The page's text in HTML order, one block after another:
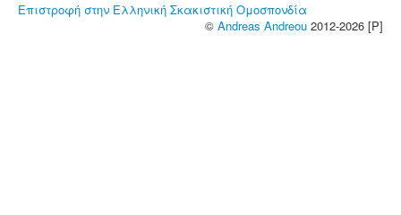
Επιστροφή στην Ελληνική Σκακιστική Ομοσπονδία
© Andreas Andreou 2012-2026 [P]